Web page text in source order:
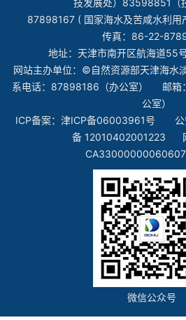
技发展处）83598851（
87898167 ( 国家海水及苦咸水利用
传真：86-22-
地址：天津市南开区航海道55
网站主办单位：©自然资源部天津海
系电话：87898186（办公室） 邮箱
公室）
ICP备案： 津ICP备06003961号 公安
备 12010402001223 网
微信公众号